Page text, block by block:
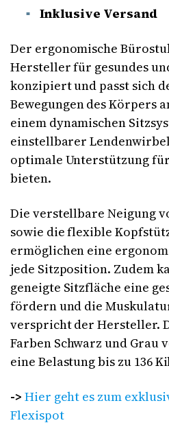
Inklusive Versand
Der ergonomische
Hersteller für gesundes
konzipiert und passt sich
Bewegungen des Körpers
einem dynamischen
einstellbarer
optimale Unterstützung
bieten.
Die verstellbare Neigung
sowie die flexible
ermöglichen eine
jede Sitzposition. Zudem
geneigte Sitzfläche eine
fördern und die
verspricht der Hersteller.
Farben Schwarz und Grau
eine Belastung bis zu 136
-> Hier geht es zum
Flexispot